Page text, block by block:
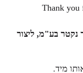
Thank
בע"מ,ליצור